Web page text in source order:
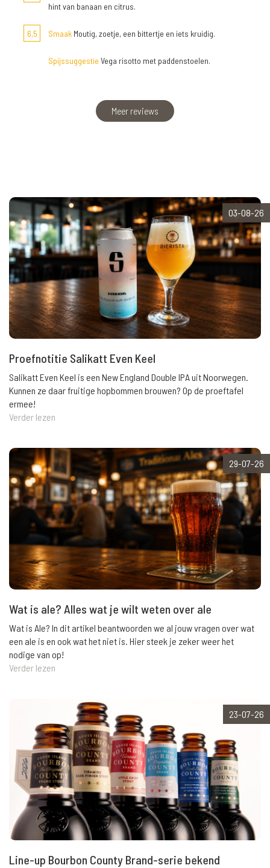
hint van banaan en citrus.
6,5 Smaak Moutig, zoetje, een bittertje en iets kruidig.
Spijssuggestie Vega risotto met paddenstoelen.
Meer reviews
03-08-26
Proefnotitie Salikatt Even Keel
Salikatt Even Keel is een New England Double IPA uit Noorwegen.
Kunnen ze daar fruitige hopbommen brouwen? Op de proeftafel
ermee!
Verder lezen
29-07-26
Wat is ale? Alles wat je wilt weten over ale
Wat is Ale? In dit artikel beantwoorden we al jouw vragen over wat
een ale is en ook wat het niet is. Hier steek je zeker weer het
nodige van op!
Verder lezen
23-07-26
Line-up Bourbon County Brand-serie bekend